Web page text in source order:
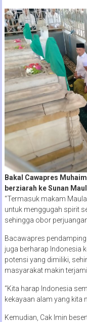
Bakal Cawapres
berziarah ke Sunan
“Termasuk makam
untuk menggugah spirit
sehingga obor
Bacawapres
juga berharap Indonesia
potensi yang dimiliki,
masyarakat makin
“Kita harap Indonesia
kekayaan alam yang kita
Kemudian, Cak Imin